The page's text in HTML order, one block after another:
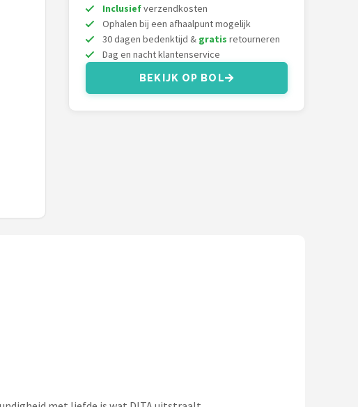
Inclusiefverzendkosten
Ophalen bij een afhaalpunt mogelijk
30 dagen bedenktijd & gratis retourneren
Dag en nacht klantenservice
BEKIJK OP BOL